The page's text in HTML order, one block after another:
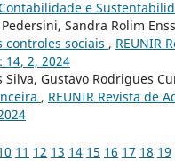
e
Sandra Rolim
controles sociais , REUNIR
14, 2, 2024
Silva, Gustavo Rodrigues
, REUNIR Revista de
11 12 13 14 15 16 17 18 19